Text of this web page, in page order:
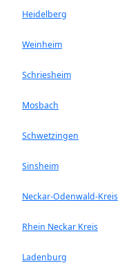
Heidelberg
Weinheim
Schriesheim
Mosbach
Schwetzingen
Sinsheim
Neckar-Odenwald-Kreis
Rhein Neckar Kreis
Ladenburg